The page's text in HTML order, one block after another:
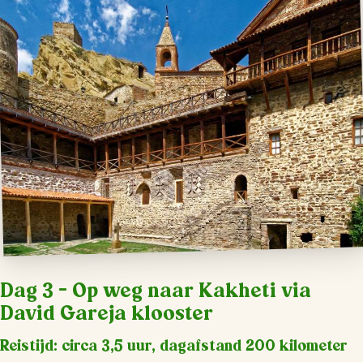
Dag 3 – Op weg naar Kakheti via
David Gareja klooster
Reistijd: circa 3,5 uur, dagafstand 200 kilometer